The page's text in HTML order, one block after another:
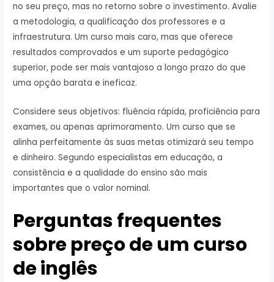
no seu preço, mas no retorno sobre o investimento. Avalie
a metodologia, a qualificação dos professores e a
infraestrutura. Um curso mais caro, mas que oferece
resultados comprovados e um suporte pedagógico
superior, pode ser mais vantajoso a longo prazo do que
uma opção barata e ineficaz.
Considere seus objetivos: fluência rápida, proficiência para
exames, ou apenas aprimoramento. Um curso que se
alinha perfeitamente às suas metas otimizará seu tempo
e dinheiro. Segundo especialistas em educação, a
consistência e a qualidade do ensino são mais
importantes que o valor nominal.
Perguntas frequentes
sobre preço de um curso
de inglês